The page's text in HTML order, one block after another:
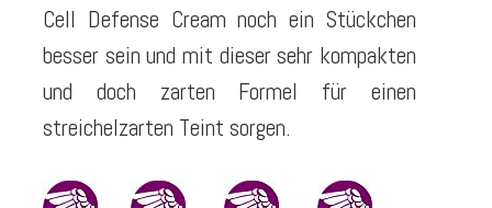
Cell Defense Cream noch ein Stückchen
besser sein und mit dieser sehr kompakten
und doch zarten Formel für einen
streichelzarten Teint sorgen.